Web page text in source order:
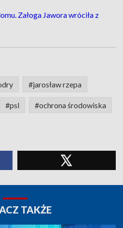
Załoga Jawora wróciła z
#jarosław rzepa
#psl #ochrona środowiska
TAKŻE